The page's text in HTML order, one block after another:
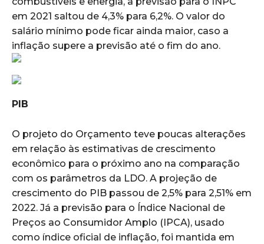
em 2021 saltou de 4,3% para 6,2%. O valor do
salário mínimo pode ficar ainda maior, caso a
inflação supere a previsão até o fim do ano.
PIB
O projeto do Orçamento teve poucas alterações
em relação às estimativas de crescimento
econômico para o próximo ano na comparação
com os parâmetros da LDO. A projeção de
crescimento do PIB passou de 2,5% para 2,51% em
2022. Já a previsão para o Índice Nacional de
Preços ao Consumidor Amplo (IPCA), usado
como índice oficial de inflação, foi mantida em